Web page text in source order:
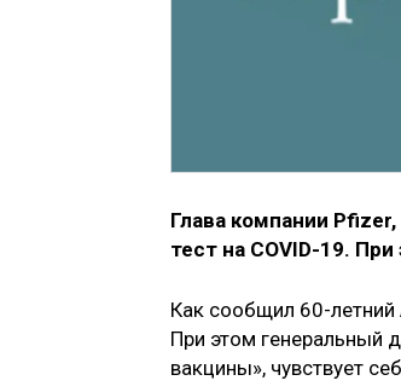
Глава компании
тест на COVID-19.
Как сообщил 60-летний
При этом генеральный
вакцины», чувствует